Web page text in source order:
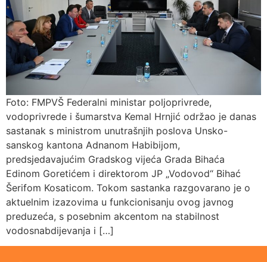
Foto: FMPVŠ Federalni ministar poljoprivrede,
vodoprivrede i šumarstva Kemal Hrnjić održao je danas
sastanak s ministrom unutrašnjih poslova Unsko-
sanskog kantona Adnanom Habibijom,
predsjedavajućim Gradskog vijeća Grada Bihaća
Edinom Goretićem i direktorom JP „Vodovod“ Bihać
Šerifom Kosaticom. Tokom sastanka razgovarano je o
aktuelnim izazovima u funkcionisanju ovog javnog
preduzeća, s posebnim akcentom na stabilnost
vodosnabdijevanja i […]